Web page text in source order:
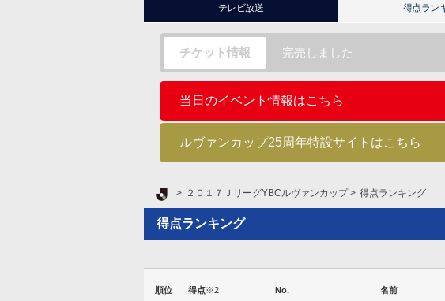
テレビ放送 得点ラン
チケット情報 完売しました
当日のイベント情報はこちら
ルヴァンカップ25周年特設サイトはこちら
Ｊリーグ TOP
２０１７ＪリーグYBCルヴァンカップ 得点ランキング
得点ランキング
順位 得点※2 No. 名前